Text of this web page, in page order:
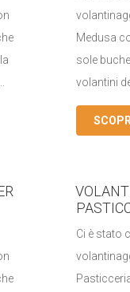
Medusa
sole
volantini
Ci è stato